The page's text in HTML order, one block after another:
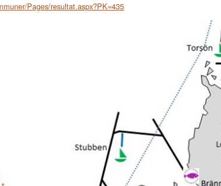
Pages/resultat.aspx?PK=435